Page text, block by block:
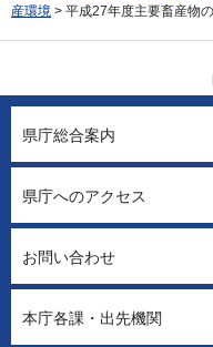
産環境 > 平成27年度主要畜産物
県庁総合案内
県庁へのアクセス
お問い合わせ
本庁各課・出先機関